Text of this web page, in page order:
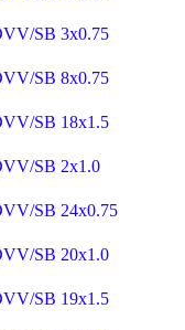
SB 3x0.75
SB 8x0.75
SB 18x1.5
SB 2x1.0
SB 24x0.75
SB 20x1.0
SB 19x1.5